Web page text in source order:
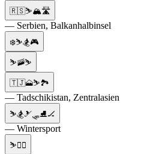
🇷🇸⛷️🏔️🛣️
— Serbien, Balkanhalbinsel
❄️⛷️🏂🎮
⛷🚠⛷️
🇹🇯🗻⛷️🏞️
— Tadschikistan, Zentralasien
⛷️🏂🎿🛷⛸🏒
— Wintersport
⛷️🦹‍♂️